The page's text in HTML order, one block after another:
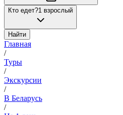
Кто едет?1 взрослый
Найти
Главная
/
Туры
/
Экскурсии
/
В Беларусь
/